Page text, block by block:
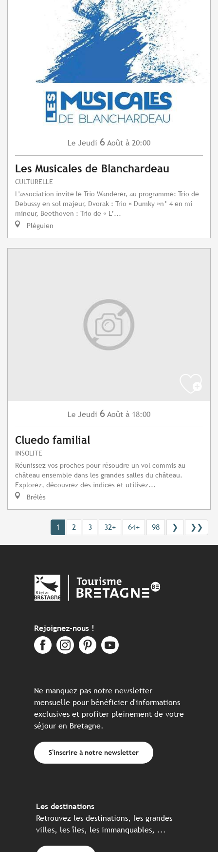
Le Jeudi 6 Août à 20:00
Les Musicales de Blanchardeau
CULTURELLE
L'association invite le Trio Wanderer, au programme: Trio de
Debussy en sol majeur, Dvorak : Trio « Dumky »n° 4 en mi
mineur, Beethoven : Trio de « L’...
Pléguien
Le Jeudi 6 Août à 18:00
Cluedo familial
INSOLITE
Réunissez vos proches pour résoudre un vol commis au
château ensemble dans les grandes salles du château.
Explorez, découvrez des indices et utilisez...
Brélès
1 2 3 32+ 64+ 98 ❯ ❯❯
Rejoignez-nous !
Ne manquez pas notre newsletter
mensuelle pour bénéficier d'informations
exclusives et profiter pleinement de votre
séjour en Bretagne.
S'inscrire à notre newsletter
Les destinations
Retrouvez les destinations, les grandes
villes, les îles, les immanquables, ...